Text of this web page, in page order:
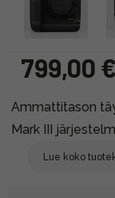
799,00 €
Ammattitason
Mark III
Lue koko